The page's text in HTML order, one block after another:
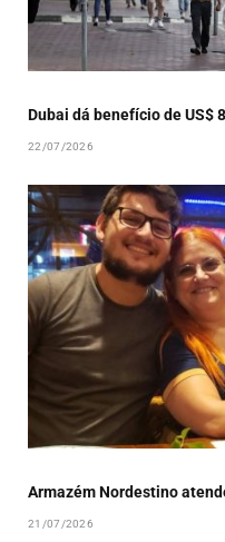
Dubai dá benefício de US$
22/07/2026
Armazém Nordestino
21/07/2026